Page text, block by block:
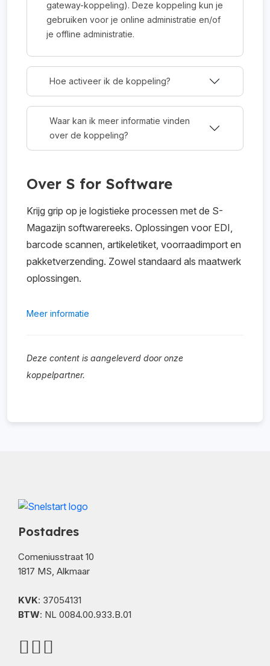
gateway-koppeling). Deze koppeling kun je
gebruiken voor je online administratie en/of
je offline administratie.
Hoe activeer ik de koppeling?
Waar kan ik meer informatie vinden
over de koppeling?
Over S for Software
Krijg grip op je logistieke processen met de S-
Magazijn softwarereeks. Oplossingen voor EDI,
barcode scannen, artikeletiket, voorraadimport en
pakketverzending. Zowel standaard als maatwerk
oplossingen.
Meer informatie
Deze content is aangeleverd door onze
koppelpartner.
Postadres
Comeniusstraat 10
1817 MS, Alkmaar
KVK: 37054131
BTW: NL 0084.00.933.B.01